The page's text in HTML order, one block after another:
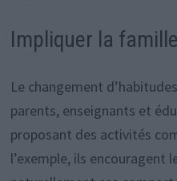
Impliquer la
Le changement
parents, enseignants et
proposant des activités
l’exemple, ils encouragent